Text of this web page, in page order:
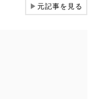
▶元記事を見る